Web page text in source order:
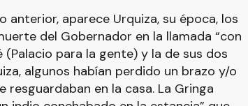
aparece Urquiza, su época, los
del Gobernador en la llamada “con
(Palacio para la gente) y la de sus dos
algunos habían perdido un brazo y/o
en la casa. La Gringa